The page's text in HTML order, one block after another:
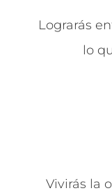
Lograrás
lo
Vivirás la